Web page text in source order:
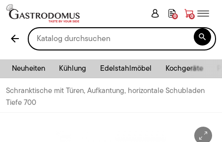
0 0
arrow_back 
Neuheiten Kühlung Edelstahlmöbel Kochgeräte
Schranktische mit Türen, Aufkantung, horizontale Schubladen
Tiefe 700